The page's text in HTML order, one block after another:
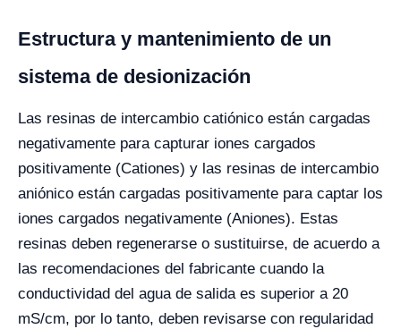
Estructura y mantenimiento de un
sistema de desionización
Las resinas de intercambio catiónico están cargadas
negativamente para capturar iones cargados
positivamente (Cationes) y las resinas de intercambio
aniónico están cargadas positivamente para captar los
iones cargados negativamente (Aniones). Estas
resinas deben regenerarse o sustituirse, de acuerdo a
las recomendaciones del fabricante cuando la
conductividad del agua de salida es superior a 20
mS/cm, por lo tanto, deben revisarse con regularidad